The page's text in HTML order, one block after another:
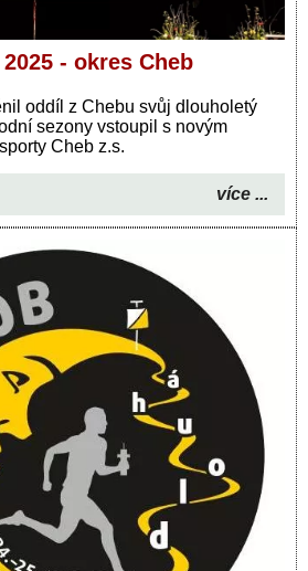
- okres Cheb
oddíl z Chebu svůj dlouholetý
sezony vstoupil s novým
Cheb z.s.
více ...